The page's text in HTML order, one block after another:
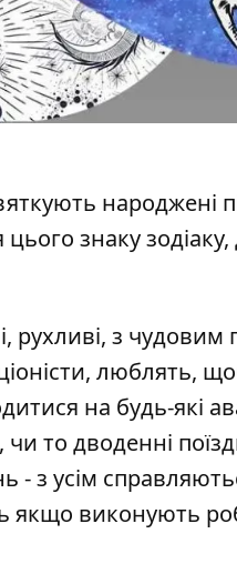
народжені
знаку зодіаку,
рухливі, з
люблять,
на будь-які
то дводенні
з усім
якщо виконують